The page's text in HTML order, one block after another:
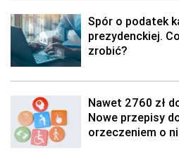
Spór o podatek
prezydenckiej.
zrobić?
Nawet 2760 zł
Nowe przepisy
orzeczeniem o